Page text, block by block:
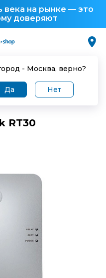
века на рынке — это
доверяют
- Москва, верно?
Да Нет
Повторитель
RT30